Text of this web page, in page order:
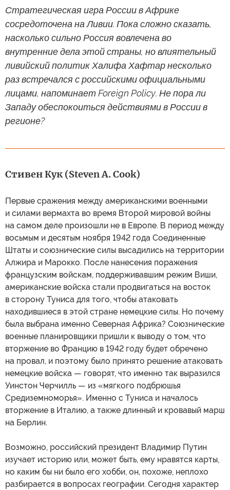
Стратегическая игра России в Африке
сосредоточена на Ливии. Пока сложно сказать,
насколько сильно Россия вовлечена во
внутренние дела этой страны, но влиятельный
ливийский политик Халифа Хафтар несколько
раз встречался с российскими официальными
лицами, напоминает Foreign Policy. Не пора ли
Западу обеспокоиться действиями в России в
регионе?
Стивен Кук (Steven A. Cook)
Первые сражения между американскими военными
и силами вермахта во время Второй мировой войны
на самом деле произошли не в Европе. В период между
восьмым и десятым ноября 1942 года Соединенные
Штаты и союзнические силы высадились на территории
Алжира и Марокко. После нанесения поражения
французским войскам, поддерживавшим режим Виши,
американские войска стали продвигаться на восток
в сторону Туниса для того, чтобы атаковать
находившиеся в этой стране немецкие силы. Но почему
была выбрана именно Северная Африка? Союзнические
военные планировщики пришли к выводу о том, что
вторжение во Францию в 1942 году будет обречено
на провал, и поэтому было принято решение атаковать
немецкие войска — говорят, что именно так выразился
Уинстон Черчилль — из «мягкого подбрюшья
Средиземноморья». Именно с Туниса и началось
вторжение в Италию, а также длинный и кровавый марш
на Берлин.
Возможно, российский президент Владимир Путин
изучает историю или, может быть, ему нравятся карты,
но каким бы ни было его хобби, он, похоже, неплохо
разбирается в вопросах географии. Сегодня характер